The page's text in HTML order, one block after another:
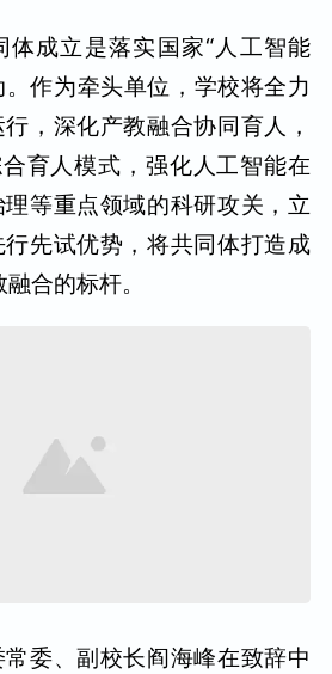
体成立是落实国家“人工智能
作为牵头单位，学校将全力
，深化产教融合协同育人，
育人模式，强化人工智能在
等重点领域的科研攻关，立
先试优势，将共同体打造成
合的标杆。
委、副校长阎海峰在致辞中